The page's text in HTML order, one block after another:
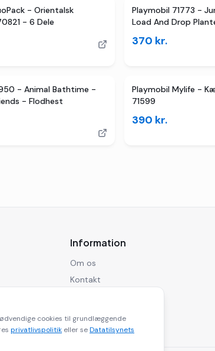
- Orientalsk
- 6 Dele
Playmobil 71773 -
Load And Drop
370 kr.
TILBUD
- Animal Bathtime -
- Flodhest
Playmobil Mylife -
71599
390 kr.
Information
Om os
Kontakt
cookies til grundlæggende
privatlivspolitik eller seDatatilsynets